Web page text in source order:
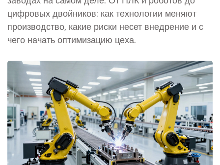
цифровых двойников: как технологии меняют
производство, какие риски несет внедрение и с
чего начать оптимизацию цеха.